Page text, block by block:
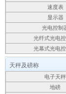
速度表
显示器
光电控制
光纤式光电
光幕式光电
天秤及磅称
电子天秤
地磅